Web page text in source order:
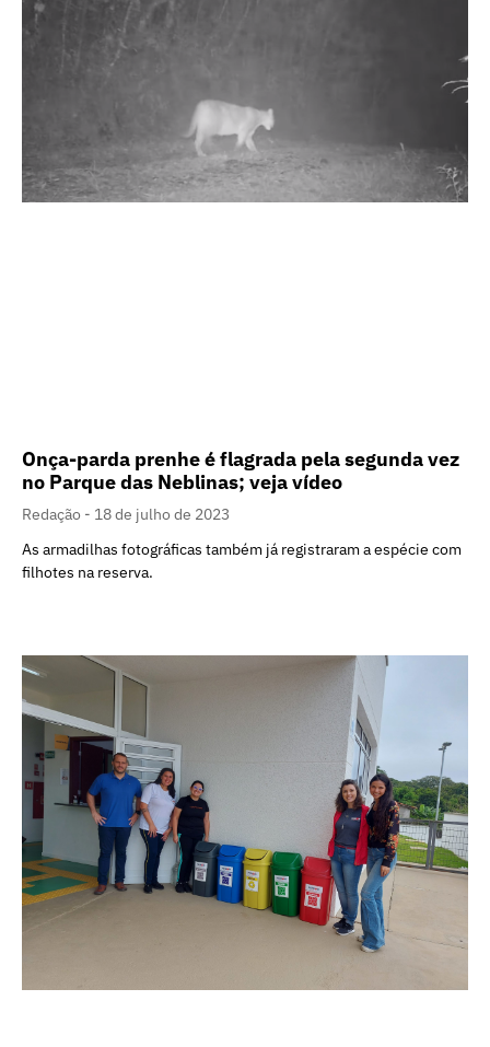
Onça-parda prenhe é flagrada pela segunda vez
no Parque das Neblinas; veja vídeo
Redação
18 de julho de 2023
As armadilhas fotográficas também já registraram a espécie com
filhotes na reserva.